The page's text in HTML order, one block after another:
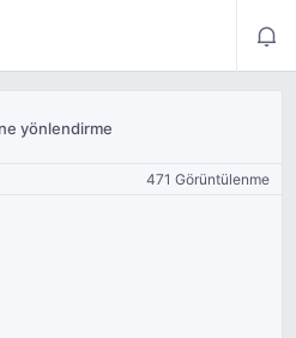
yönlendirme
471 Görüntülenme